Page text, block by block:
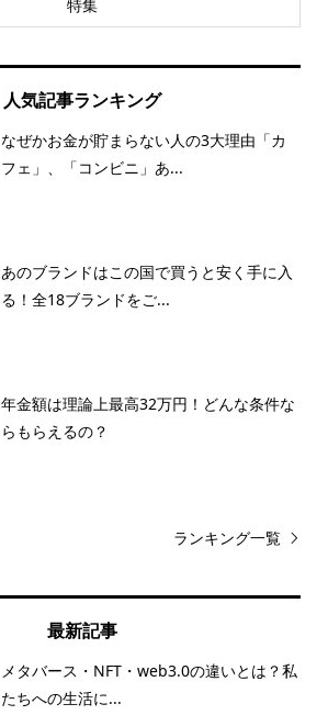
特集
人気記事ランキング
なぜかお金が貯まらない人の3大理由「カ
フェ」、「コンビニ」あ...
あのブランドはこの国で買うと安く手に入
る！全18ブランドをご...
年金額は理論上最高32万円！どんな条件な
らもらえるの？
ランキング一覧
最新記事
メタバース・NFT・web3.0の違いとは？私
たちへの生活に...